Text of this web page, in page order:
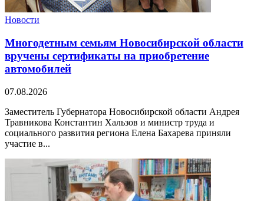
Новости
Многодетным семьям Новосибирской области
вручены сертификаты на приобретение
автомобилей
07.08.2026
Заместитель Губернатора Новосибирской области Андрея
Травникова Константин Хальзов и министр труда и
социального развития региона Елена Бахарева приняли
участие в...